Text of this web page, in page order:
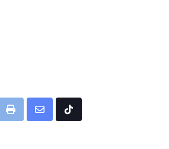
Print
Share Tiktok